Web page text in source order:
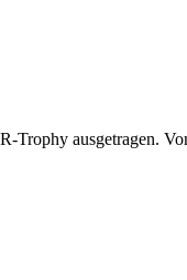
ausgetragen.